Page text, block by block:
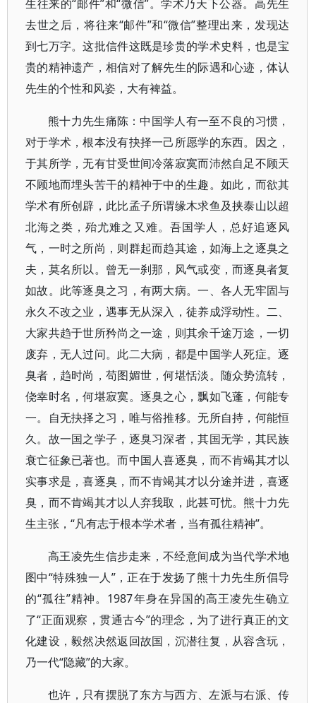
生往来的“邮件”和“微信”。学术乃天下公器。高先生
去世之后，将往来“邮件”和“微信”整理出来，发现达
到七万字。这批信件这既是珍贵的学术史料，也是宝
贵的精神遗产，相信对了解先生的际遇和心迹，体认
先生的个性和风姿，大有裨益。
熊十力先生痛陈：中国学人有一至不良的习惯，
对于学术，根本没有抉择一己所愿学的东西。因之，
于其所学，无有甘受世间冷落寂寞而沛然自足不顾天
不顾地而埋头苦干的精神于中的生趣。如此，而欲其
学术有所创辟，此比孟子所谓缘木求鱼及挟泰山以超
北海之类，殆尤难之又难。吾国学人，总好追逐风
气，一时之所尚，则群起而趋其途，如海上之逐臭之
夫，莫名所以。曾无一刹那，风气或变，而逐臭者复
如故。此等逐臭之习，有两大病。一、各人无牢固与
永久不改之业，遇事无从深入，徒养成浮动性。二、
大家共趋于世所矜尚之一途，则其余千途万途，一切
废弃，无人过问。此二大病，都是中国学人死症。逐
臭者，趋时尚，苟图媚世，何堪恬淡。随众势流转，
侥幸时名，何堪寂寞。逐臭之心，飘如飞蓬，何能专
一。自无抉择之习，唯与俗推移。无所自持，何能恒
久。故一国之学子，逐臭习深者，其国无学，其民族
衰亡征象已著也。而中国人喜逐臭，而不肯竭其才以
实事求是，喜逐臭，而不肯竭其才以分途并进，喜逐
臭，而不肯竭其才以人弃我取，此甚可忧。熊十力先
生主张，“凡有志于根本学术者，当有孤往精神”。
高王凌先生信步走来，不经意间成为当代学术地
图中“特殊独一人”，正在于发扬了熊十力先生所倡导
的“孤往”精神。1987年身在异国的高王凌先生确立
了“正面观察，贯通古今”的理念，为了进行真正的文
化建设，毅然决然返回故国，沉潜往复，从容含玩，
乃一代“隐藏”的大家。
也许，只有摆脱了东方与西方、左派与右派、传